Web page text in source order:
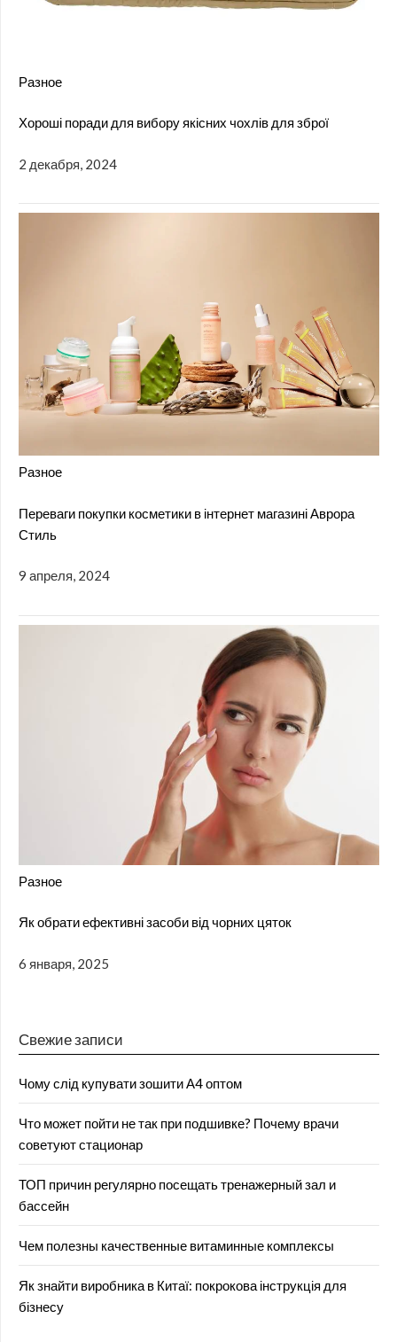
Разное
Хороші поради для вибору якісних чохлів для зброї
2 декабря, 2024
Разное
Переваги покупки косметики в інтернет магазині Аврора
Стиль
9 апреля, 2024
Разное
Як обрати ефективні засоби від чорних цяток
6 января, 2025
Свежие записи
Чому слід купувати зошити А4 оптом
Что может пойти не так при подшивке? Почему врачи
советуют стационар
ТОП причин регулярно посещать тренажерный зал и
бассейн
Чем полезны качественные витаминные комплексы
Як знайти виробника в Китаї: покрокова інструкція для
бізнесу